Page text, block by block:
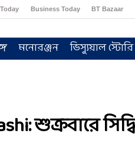
Business Today BT Bazaar
মনোরঞ্জন ভিস্যুয়াল স্টোরি
শুক্রবারে